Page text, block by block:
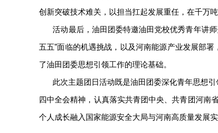
创新突破技术难关，以担当扛起发展重任，在千万
活动最后，油田团委特邀油田党校优秀青年讲师
五五”面临的机遇挑战，以及河南能源产业发展部
了油田团委思想引领工作的理论基础。
此次主题团日活动既是油田团委深化青年思想引
四中全会精神，认真落实共青团中央、共青团河南
个人成长融入国家能源安全大局与河南高质量发展